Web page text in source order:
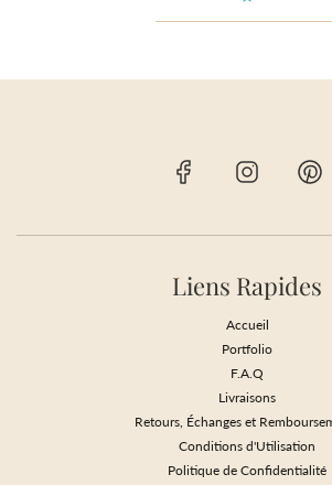
Liens Rapides
Accueil
Portfolio
F.A.Q
Livraisons
Retours, Échanges et
Conditions d'Utilisation
Politique de Confidentialité